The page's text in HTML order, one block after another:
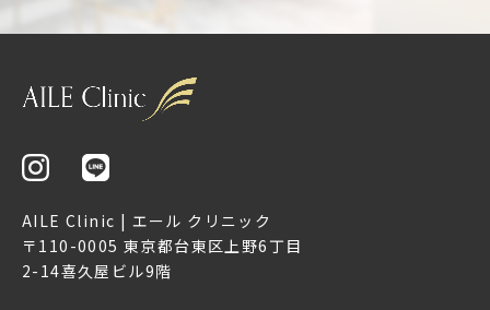
AILE Clinic | エール クリニック
〒110-0005 東京都台東区上野6丁目
2-14喜久屋ビル9階